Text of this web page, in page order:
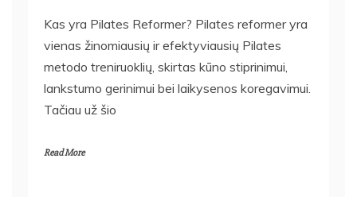
Kas yra Pilates Reformer? Pilates reformer yra
vienas žinomiausių ir efektyviausių Pilates
metodo treniruoklių, skirtas kūno stiprinimui,
lankstumo gerinimui bei laikysenos koregavimui.
Tačiau už šio
Read More